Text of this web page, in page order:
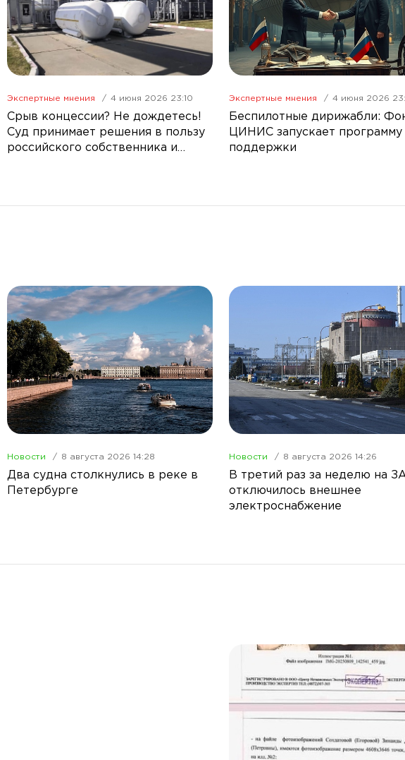
Экспертные мнения 4 июня 2026 23:10
Срыв концессии? Не дождетесь!
Суд принимает решения в пользу
российского собственника и
Экспертные мнения 4 июня 2026
Беспилотные дирижабли:
ЦИНИС запускает программу
поддержки
Новости 8 августа 2026 14:28
Два судна столкнулись в реке в
Петербурге
Новости 8 августа 2026 14:26
В третий раз за неделю на
отключилось внешнее
электроснабжение